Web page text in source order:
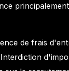
de frais